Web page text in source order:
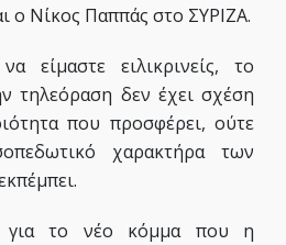
ο Νίκος Παππάς στο ΣΥΡΙΖΑ.
είμαστε ειλικρινείς, το
τηλεόραση δεν έχει σχέση
που προσφέρει, ούτε
χαρακτήρα των
για το νέο κόμμα που η